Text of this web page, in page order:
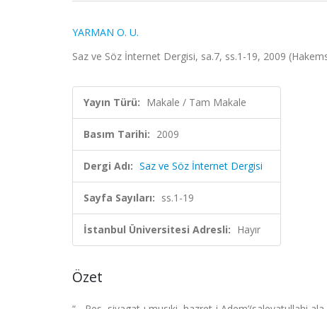
YARMAN O. U.
Saz ve Söz İnternet Dergisi, sa.7, ss.1-19, 2009
Yayın Türü: Makale / Tam Makale
Basım Tarihi: 2009
Dergi Adı: Saz ve Söz İnternet Dergisi
Sayfa Sayıları: ss.1-19
İstanbul Üniversitesi Adresli: Hayır
Özet